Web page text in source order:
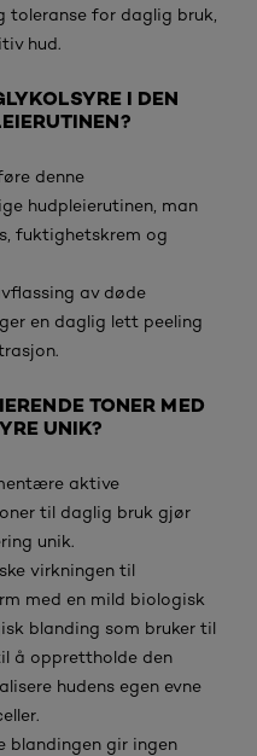
for daglig bruk,
hud.
I DEN
denne
hudpleierutinen, man
fuktighetskrem og
av døde
en daglig lett peeling
TONER MED
UNIK?
aktive
til daglig bruk gjør
unik.
virkningen til
med en mild biologisk
blanding som bruker til
å opprettholde den
hudens egen evne
blandingen gir ingen